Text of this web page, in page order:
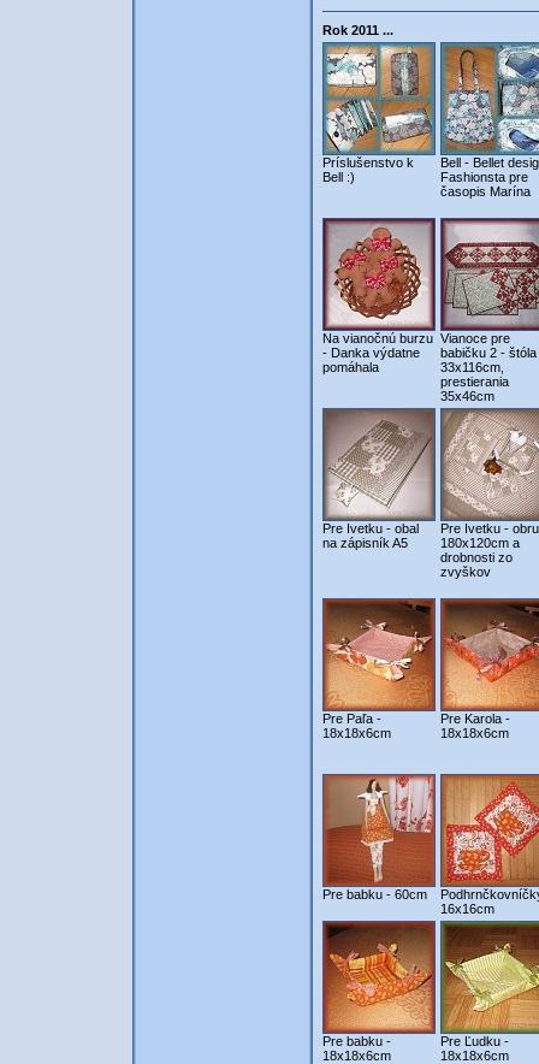
Rok 2011 ...
Príslušenstvo k
Bell :)
Bell - Bellet
Fashionsta pre
časopis Marína
Na vianočnú burzu
- Danka výdatne
pomáhala
Vianoce pre
babičku 2 - štóla
33x116cm,
prestierania
35x46cm
Pre Ivetku - obal
na zápisník A5
Pre Ivetku -
180x120cm a
drobnosti zo
zvyškov
Pre Paľa -
18x18x6cm
Pre Karola -
18x18x6cm
Pre babku - 60cm
16x16cm
Pre babku -
18x18x6cm
Pre Ľudku -
18x18x6cm